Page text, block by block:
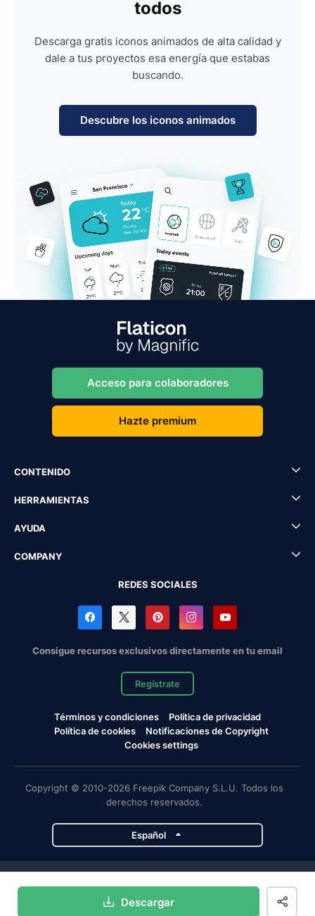
Descargar
todos
Descarga gratis iconos animados de alta calidad y
dale a tus proyectos esa energía que estabas
buscando.
Descubre los iconos animados
Acceso para colaboradores
Hazte premium
CONTENIDO
HERRAMIENTAS
AYUDA
COMPANY
REDES SOCIALES
Consigue recursos exclusivos directamente en tu email
Regístrate
Términos y condiciones
Política de privacidad
Política de cookies
Notificaciones de Copyright
Cookies settings
Copyright © 2010-2026 Freepik Company S.L.U. Todos los
derechos reservados.
Español
Magnific Flaticon